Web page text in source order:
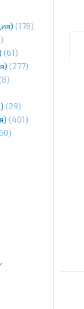
178
61
277
8
29
401